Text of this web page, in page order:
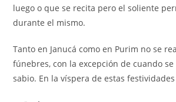
luego o que se recita pero el soliente
durante el mismo.
Tanto en Janucá como en Purim no se
fúnebres, con la excepción de cuando
sabio. En la víspera de estas